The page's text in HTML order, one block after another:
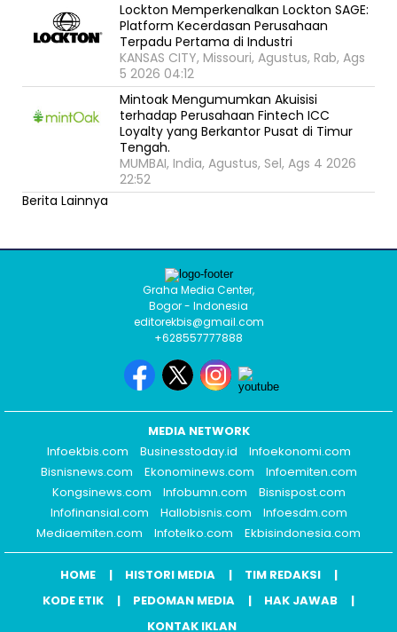
Lockton Memperkenalkan Lockton SAGE:
Platform Kecerdasan Perusahaan
Terpadu Pertama di Industri
KANSAS CITY, Missouri, Agustus, Rab, Ags
5 2026 04:12
Mintoak Mengumumkan Akuisisi
terhadap Perusahaan Fintech ICC
Loyalty yang Berkantor Pusat di Timur
Tengah.
MUMBAI, India, Agustus, Sel, Ags 4 2026
22:52
Berita Lainnya
Graha Media Center,
Bogor - Indonesia
editorekbis@gmail.com
+628557777888
MEDIA NETWORK
Infoekbis.com
Businesstoday.id
Infoekonomi.com
Bisnisnews.com
Ekonominews.com
Infoemiten.com
Kongsinews.com
Infobumn.com
Bisnispost.com
Infofinansial.com
Hallobisnis.com
Infoesdm.com
Mediaemiten.com
Infotelko.com Ekbisindonesia.com
HOME HISTORI MEDIA
TIM REDAKSI
KODE ETIK
PEDOMAN MEDIA
HAK JAWAB
KONTAK IKLAN